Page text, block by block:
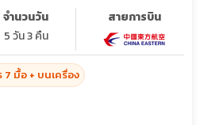
จำนวนวัน
5 วัน 3 คืน
สายการบิน
7 มื้อ + บนเครื่อง